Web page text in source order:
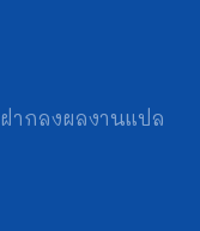
ฝากลงผลงานแปล